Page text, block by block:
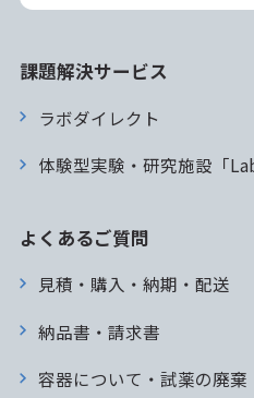
課題解決サービス
ラボダイレクト
体験型実験・研究施設「
よくあるご質問
見積・購入・納期・配送
納品書・請求書
容器について・試薬の廃棄